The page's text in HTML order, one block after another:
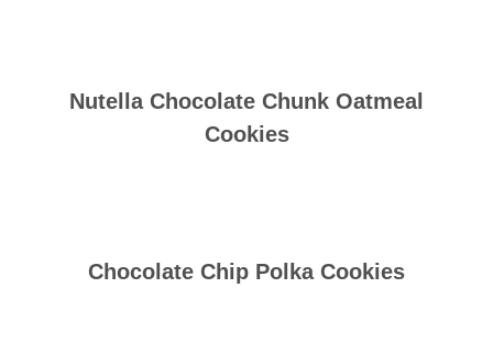
Nutella Chocolate Chunk Oatmeal
Cookies
Chocolate Chip Polka Cookies